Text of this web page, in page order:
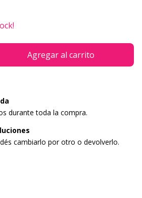
durante toda la compra.
cambiarlo por otro o devolverlo.